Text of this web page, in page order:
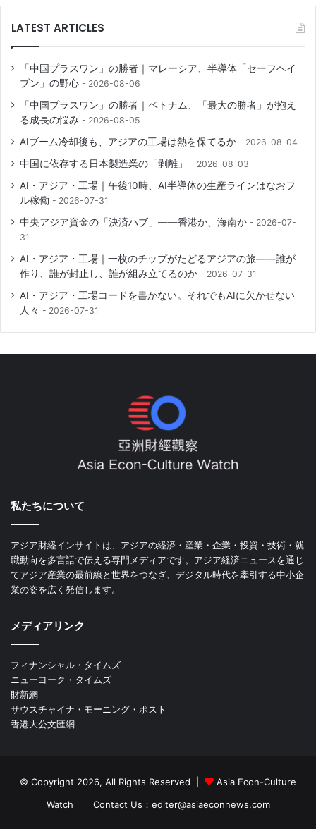
LATEST ARTICLES
「中国プラスワン」の勝者｜マレーシア、半導体「セーフヘイ
ブン」の野心
2026-08-06
「中国プラスワン」の勝者｜ベトナム、「最大の勝者」が抱え
る成長の悩み
2026-08-05
AIブーム冷却後も、アジアの工場は熱を保てるか 2026-08-04
中国に依存する日本製造業の「剥離」 2026-08-03
AI・アジア・工場｜午後10時、AI半導体の生産ラインはなおフ
ル稼働
2026-07-31
中央アジア資金の「決済ハブ」――香港か、海南か
2026-07-
31
AI・アジア・工場｜一枚のチップがたどるアジアの旅――誰が
作り、誰が封止し、誰が組み立てるのか
2026-07-31
AI・アジア・工場コードを書かない。それでもAIに欠かせない
人々
2026-07-31
私たちについて
アジア財経インサイトは、アジアの経済・産業・企業・投資・技術・就
職動向を多言語で伝える専門メディアです。アジア経済ニュースを通じ
てアジア産業の最前線と世界をつなぎ、デジタル時代を牽引する中小企
業の姿を広く発信します。
メディアリンク
フィナンシャル・タイムズ
ニューヨーク・タイムズ
財新網
サウスチャイナ・モーニング・ポスト
香港大公文匯網
© Copyright 2026, All Rights Reserved |
Asia Econ-Culture
Watch Contact Us：editer@asiaeconnews.com